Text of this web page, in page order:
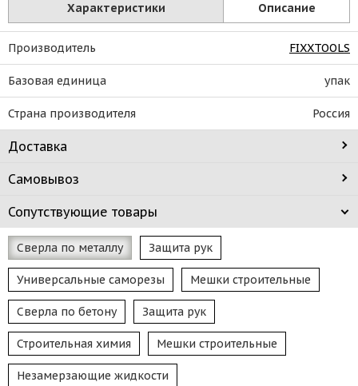
Характеристики Описание
Производитель FIXXTOOLS
Базовая единица упак
Страна производителя Россия
Доставка
Самовывоз
Сопутствующие товары
Сверла по металлу Защита рук
Универсальные саморезы Мешки строительные
Сверла по бетону Защита рук
Строительная химия Мешки строительные
Незамерзающие жидкости